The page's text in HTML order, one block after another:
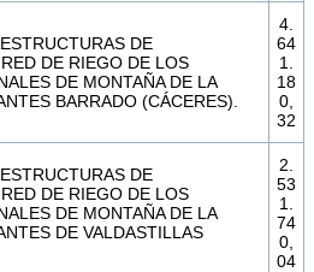
DE
DE RIEGO DE LOS
DE MONTAÑA DE LA
BARRADO (CÁCERES).
4.
64
1.
18
0,
32
DE
DE RIEGO DE LOS
DE MONTAÑA DE LA
DE VALDASTILLAS
2.
53
1.
74
0,
04